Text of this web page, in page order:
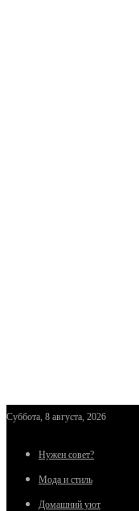
Суббота, 8 августа, 2026
Нужен совет?
Мода и стиль
Домашний уют